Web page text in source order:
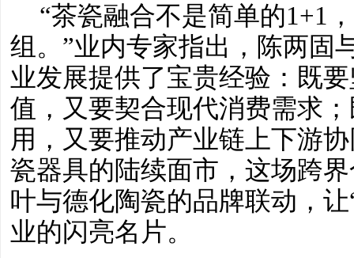
“茶瓷融合不是简单的1+1
组。”业内专家指出，陈两固
业发展提供了宝贵经验：既
值，又要契合现代消费需求
用，又要推动产业链上下游
瓷器具的陆续面市，这场跨
叶与德化陶瓷的品牌联动，
业的闪亮名片。